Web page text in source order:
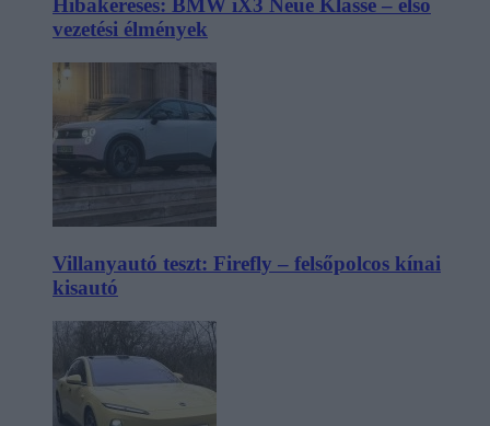
Hibakeresés: BMW iX3 Neue Klasse – első
vezetési élmények
Villanyautó teszt: Firefly – felsőpolcos kínai
kisautó